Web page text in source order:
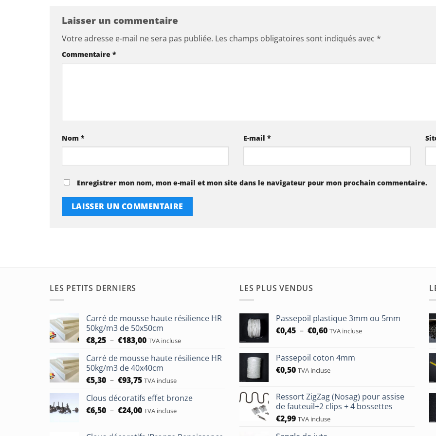
Laisser un commentaire
Votre adresse e-mail ne sera pas publiée. Les champs obligatoires sont indiqués avec *
Commentaire *
Nom * E-mail*
Enregistrer mon nom, mon e-mail et mon site dans le navigateur pour mon prochain commentaire.
LES PETITS DERNIERS
Carré de mousse haute résilience HR
50kg/m3 de 50x50cm
€8,25 – €183,00Plage
prix :
€8,25
à
TVA incluse
Carré de mousse haute résilience HR
50kg/m3 de 40x40cm
€5,30 – €93,75Plage
prix :
€5,30
TVA incluse
Clous décoratifs effet bronze
€6,50 – €24,00Plage
TVA incluse
LES PLUS VENDUS
Passepoil plastique 3mm ou 5mm
€0,45 – €0,60Plage
€0,45
à
TVA incluse
Passepoil coton 4mm
€0,50 TVA incluse
Ressort ZigZag (Nosag) pour assise
de fauteuil+2 clips + 4 bossettes
€2,99 TVA incluse